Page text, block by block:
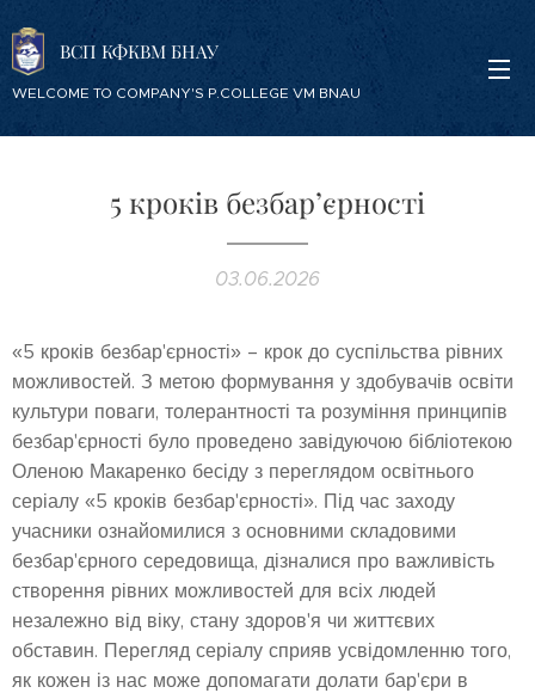
ВСП КФКВМ БНАУ
WELCOME TO COMPANY'S P.COLLEGE VM BNAU
5 кроків безбар’єрності
03.06.2026
«5 кроків безбар'єрності» – крок до суспільства рівних
можливостей. З метою формування у здобувачів освіти
культури поваги, толерантності та розуміння принципів
безбар'єрності було проведено завідуючою бібліотекою
Оленою Макаренко бесіду з переглядом освітнього
серіалу «5 кроків безбар'єрності». Під час заходу
учасники ознайомилися з основними складовими
безбар'єрного середовища, дізналися про важливість
створення рівних можливостей для всіх людей
незалежно від віку, стану здоров'я чи життєвих
обставин. Перегляд серіалу сприяв усвідомленню того,
як кожен із нас може допомагати долати бар'єри в